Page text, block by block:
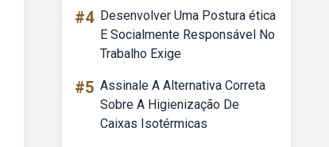
#4 Desenvolver Uma Postura ética
E Socialmente Responsável No
Trabalho Exige
#5 Assinale A Alternativa Correta
Sobre A Higienização De
Caixas Isotérmicas